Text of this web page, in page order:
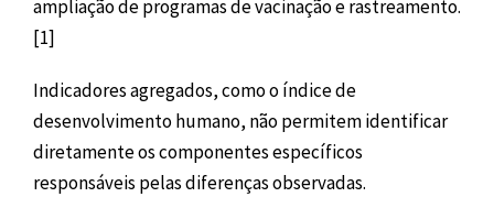
ampliação de programas de vacinação e rastreamento.
[1]
Indicadores agregados, como o índice de
desenvolvimento humano, não permitem identificar
diretamente os componentes específicos
responsáveis pelas diferenças observadas.